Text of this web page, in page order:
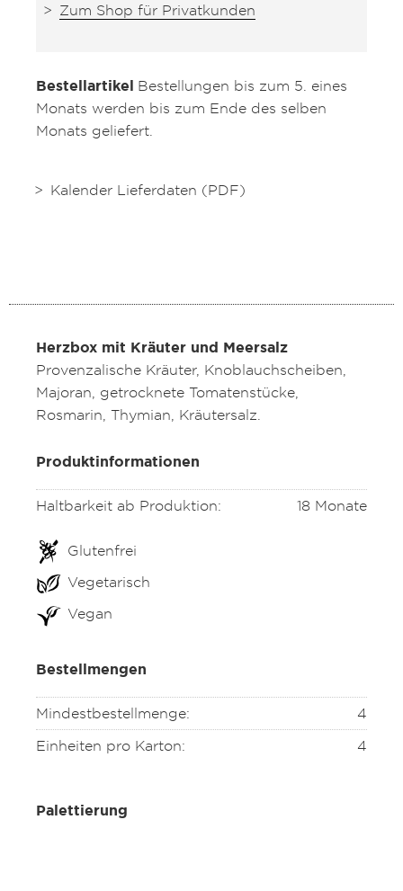
Zum Shop für Privatkunden
Bestellartikel Bestellungen bis zum 5. eines
Monats werden bis zum Ende des selben
Monats geliefert.
Kalender Lieferdaten (PDF)
Herzbox mit Kräuter und Meersalz
Provenzalische Kräuter, Knoblauchscheiben,
Majoran, getrocknete Tomatenstücke,
Rosmarin, Thymian, Kräutersalz.
Produktinformationen
Haltbarkeit ab Produktion: 18 Monate
Glutenfrei
Vegetarisch
Vegan
Bestellmengen
Mindestbestellmenge:
4
Einheiten pro Karton:
4
Palettierung